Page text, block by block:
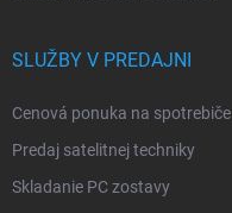
SLUŽBY V PREDAJNI
Cenová ponuka na spotrebiče
Predaj satelitnej techniky
Skladanie PC zostavy